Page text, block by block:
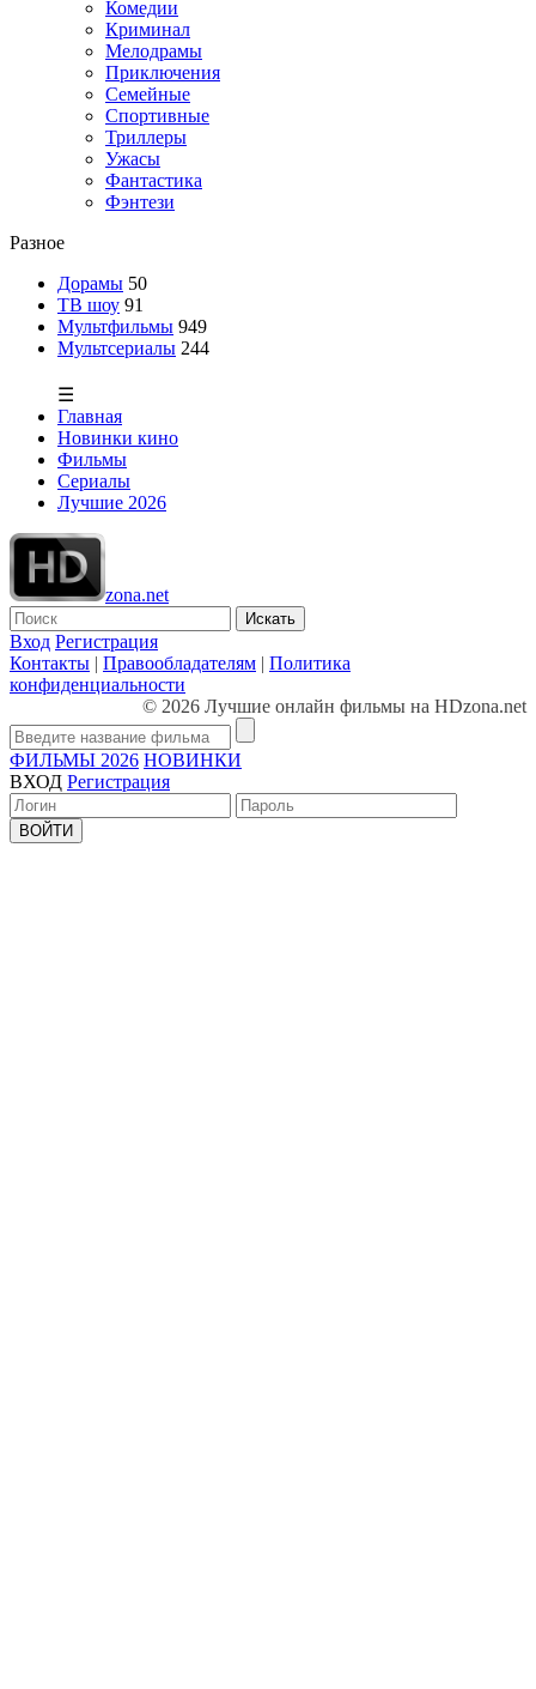
Комедии
Криминал
Мелодрамы
Приключения
Семейные
Спортивные
Триллеры
Ужасы
Фантастика
Фэнтези
Разное
Дорамы 50
ТВ шоу 91
Мультфильмы 949
Мультсериалы 244
☰
Главная
Новинки кино
Фильмы
Сериалы
Лучшие 2026
zona.net
Искать
Вход Регистрация
Контакты | Правообладателям | Политика
конфиденциальности
© 2026 Лучшие онлайн фильмы на HDzona.net
ФИЛЬМЫ 2026 НОВИНКИ
ВХОД Регистрация